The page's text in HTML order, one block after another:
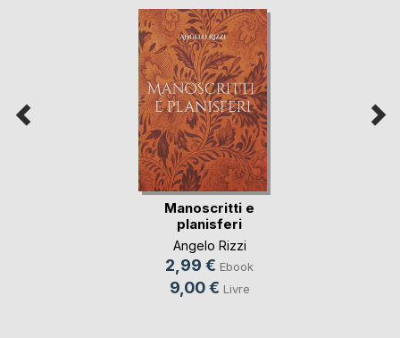
Manoscritti e
planisferi
Angelo Rizzi
2,99 € Ebook
9,00 € Livre